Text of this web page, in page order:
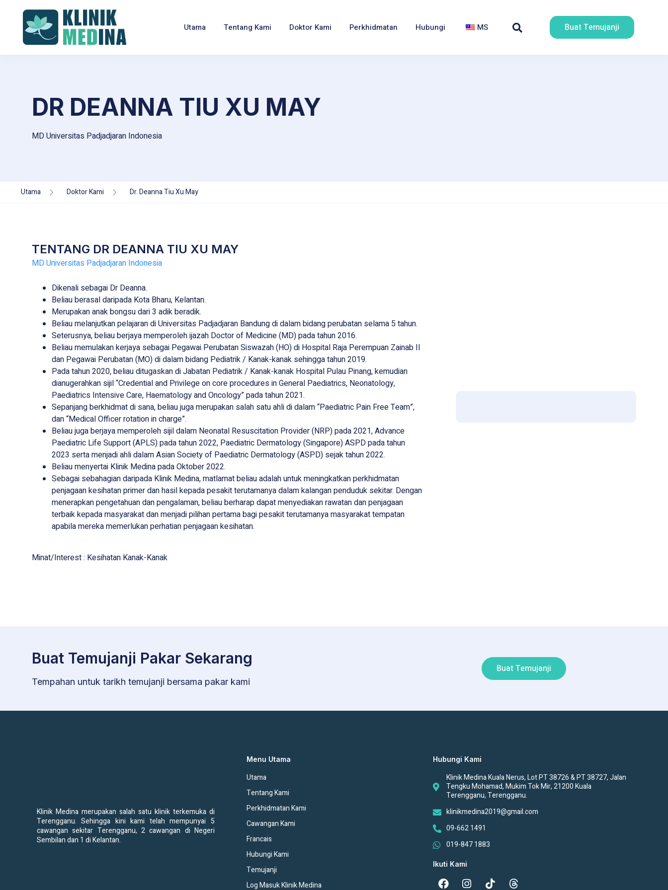
Utama Tentang Kami Doktor Kami Perkhidmatan Hubungi MS Buat Temujanji
DR DEANNA TIU XU MAY
MD Universitas Padjadjaran Indonesia
Utama Doktor Kami Dr. Deanna Tiu Xu May
TENTANG DR DEANNA TIU XU MAY
MD Universitas Padjadjaran Indonesia
Dikenali sebagai Dr Deanna.
Beliau berasal daripada Kota Bharu, Kelantan.
Merupakan anak bongsu dari 3 adik beradik.
Beliau melanjutkan pelajaran di Universitas Padjadjaran Bandung di dalam bidang perubatan selama 5 tahun.
Seterusnya, beliau berjaya memperoleh ijazah Doctor of Medicine (MD) pada tahun 2016.
Beliau memulakan kerjaya sebagai Pegawai Perubatan Siswazah (HO) di Hospital Raja Perempuan Zainab II
dan Pegawai Perubatan (MO) di dalam bidang Pediatrik / Kanak-kanak sehingga tahun 2019.
Pada tahun 2020, beliau ditugaskan di Jabatan Pediatrik / Kanak-kanak Hospital Pulau Pinang, kemudian
dianugerahkan sijil “Credential and Privilege on core procedures in General Paediatrics, Neonatology,
Paediatrics Intensive Care, Haematology and Oncology” pada tahun 2021.
Sepanjang berkhidmat di sana, beliau juga merupakan salah satu ahli di dalam “Paediatric Pain Free Team”,
dan “Medical Officer rotation in charge”.
Beliau juga berjaya memperoleh sijil dalam Neonatal Resuscitation Provider (NRP) pada 2021, Advance
Paediatric Life Support (APLS) pada tahun 2022, Paediatric Dermatology (Singapore) ASPD pada tahun
2023 serta menjadi ahli dalam Asian Society of Paediatric Dermatology (ASPD) sejak tahun 2022.
Beliau menyertai Klinik Medina pada Oktober 2022.
Sebagai sebahagian daripada Klinik Medina, matlamat beliau adalah untuk meningkatkan perkhidmatan
penjagaan kesihatan primer dan hasil kepada pesakit terutamanya dalam kalangan penduduk sekitar. Dengan
menerapkan pengetahuan dan pengalaman, beliau berharap dapat menyediakan rawatan dan penjagaan
terbaik kepada masyarakat dan menjadi pilihan pertama bagi pesakit terutamanya masyarakat tempatan
apabila mereka memerlukan perhatian penjagaan kesihatan.
Minat/Interest : Kesihatan Kanak-Kanak
Buat Temujanji Pakar Sekarang
Tempahan untuk tarikh temujanji bersama pakar kami
Buat Temujanji
Klinik Medina merupakan salah satu klinik terkemuka di
Terengganu. Sehingga kini kami telah mempunyai 5
cawangan sekitar Terengganu, 2 cawangan di Negeri
Sembilan dan 1 di Kelantan.
Menu Utama
Utama
Tentang Kami
Perkhidmatan Kami
Cawangan Kami
Francais
Hubungi Kami
Temujanji
Log Masuk Klinik Medina
Hubungi Kami
Klinik Medina Kuala Nerus, Lot PT 38726 & PT 38727, Jalan
Tengku Mohamad, Mukim Tok Mir, 21200 Kuala
Terengganu, Terengganu.
klinikmedina2019@gmail.com
09-662 1491
019-847 1883
Ikuti Kami